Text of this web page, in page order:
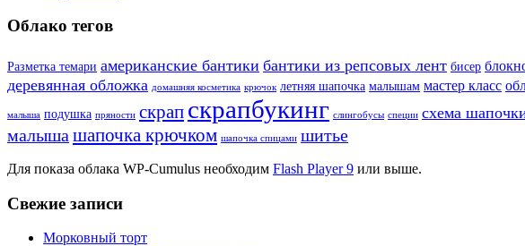
Облако тегов
Разметка темари американские бантики бантики из репсовых лент бисер
деревянная обложка домашняя косметика крючок летняя шапочка малышам мастер класс
малыша подушка пряности скрап скрапбукинг слингобусы специи схема
малыша шапочка крючком шапочка спицами шитье
Для показа облака WP-Cumulus необходим Flash Player 9 или выше.
Свежие записи
Морковный торт